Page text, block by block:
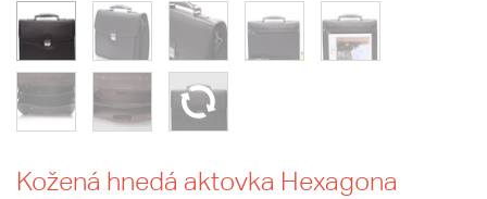
Kožená hnedá aktovka Hexagona